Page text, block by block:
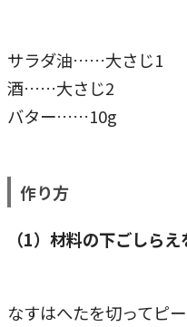
サラダ油……大さじ1
酒……大さじ2
バター……10g
作り方
（1）材料の下ごしらえ
なすはへたを切ってピ